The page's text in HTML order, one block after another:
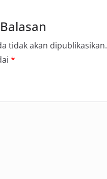
tidak akan dipublikasikan.
*